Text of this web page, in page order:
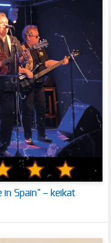
in Spain" – keikat